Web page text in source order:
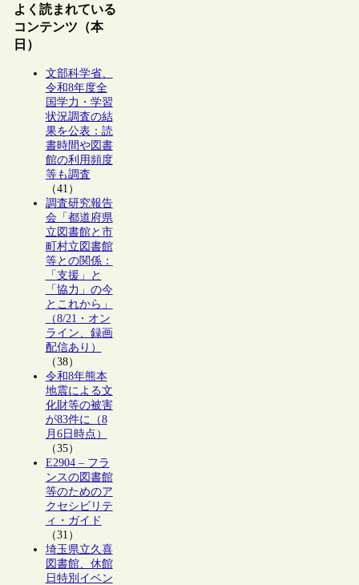
よく読まれている
コンテンツ（本
日）
文部科学省、
令和8年度全
国学力・学習
状況調査の結
果を公表：読
書時間や図書
館の利用頻度
等も調査
（41）
調査研究報告
会「都道府県
立図書館と市
町村立図書館
等との関係：
「支援」と
「協力」の今
とこれから」
（8/21・オン
ライン、録画
配信あり）
（38）
令和8年熊本
地震による文
化財等の被害
が83件に（8
月6日時点）
（35）
E2904 – フラ
ンスの図書館
等のためのア
クセシビリテ
ィ・ガイド
（31）
埼玉県立久喜
図書館、休館
日特別イベン